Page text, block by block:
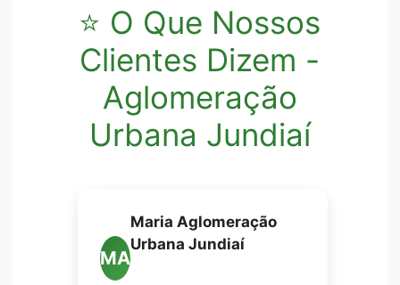
⭐ O Que Nossos
Clientes Dizem -
Aglomeração
Urbana Jundiaí
MA
Maria Aglomeração
Urbana Jundiaí